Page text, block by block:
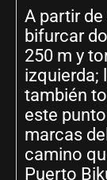
A partir
bifurcar
250 m y
izquierda;
también
este
marcas
camino
Puerto